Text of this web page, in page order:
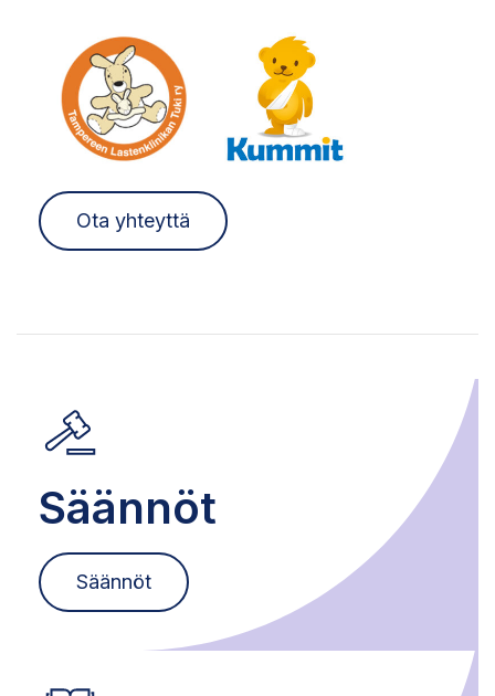
Ota yhteyttä
Säännöt
Säännöt